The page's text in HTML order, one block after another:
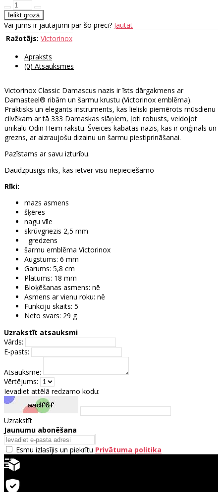
Vai jums ir jautājumi par šo preci? Jautāt
Ražotājs: Victorinox
Apraksts
(0) Atsauksmes
Victorinox Classic Damascus nazis ir īsts dārgakmens ar
Damasteel® ribām un šarmu krustu (Victorinox emblēma).
Praktisks un elegants instruments, kas lieliski piemērots mūsdienu
cilvēkam ar tā 333 Damaskas slāņiem, ļoti robusts, veidojot
unikālu Odin Heim rakstu. Šveices kabatas nazis, kas ir oriģināls un
grezns, ar aizraujošu dizainu un šarmu piestiprināšanai.
Pazīstams ar savu izturību.
Daudzpusīgs rīks, kas ietver visu nepieciešamo
Rīki:
mazs asmens
šķēres
nagu vīle
skrūvgriezis 2,5 mm
gredzens
šarmu emblēma Victorinox
Augstums: 6 mm
Garums: 5,8 cm
Platums: 18 mm
Bloķēšanas asmens: nē
Asmens ar vienu roku: nē
Funkciju skaits: 5
Neto svars: 29 g
Uzrakstīt atsauksmi
Vārds:
E-pasts:
Atsauksme:
Vērtējums:
Ievadiet attēlā redzamo kodu:
Uzrakstīt
Jaunumu abonēšana
Esmu izlasījis un piekrītu Privātuma politika